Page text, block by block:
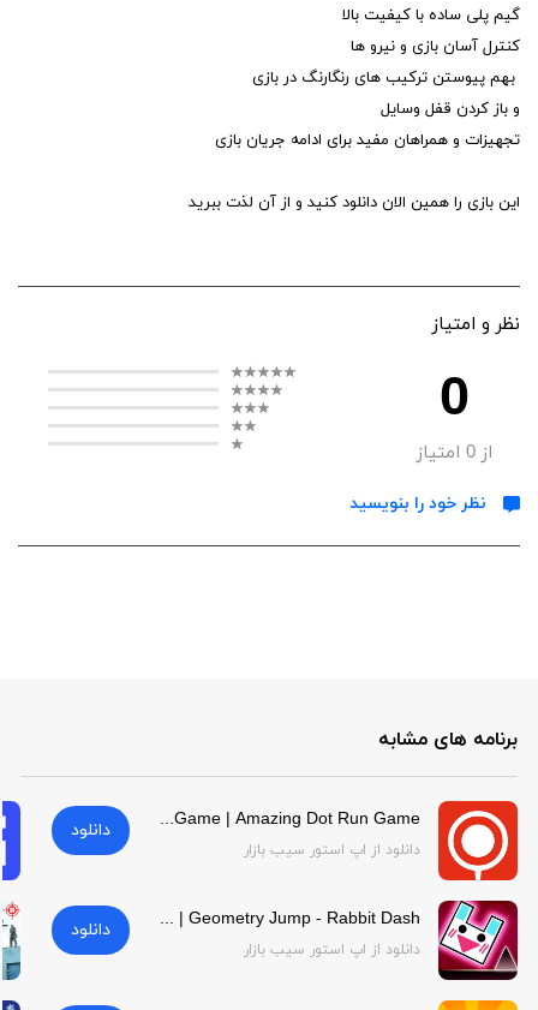
گیم پلی ساده با کیفیت بالا
کنترل آسان بازی و نیرو ها
بهم پیوستن ترکیب های رنگارنگ در بازی
و باز کردن قفل وسایل
تجهیزات و همراهان مفید برای ادامه جریان بازی
این بازی را همین الان دانلود کنید و از آن لذت ببرید
نظر و امتیاز
0
از0 امتیاز
نظر خود را بنویسید
برنامه های مشابه
Amazing Dot Run Game | Amazing Dot Run Game
دانلود از اپ استور سیب بازار
دانلود
Geometry Jump - Rabbit Dash | Geometry Jump - Rabbit Dash
دانلود از اپ استور سیب بازار
دانلود